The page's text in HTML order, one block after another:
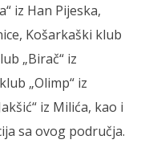
iz Han Pijeska,
Košarkaški klub
„Birač“ iz
„Olimp“ iz
iz Milića, kao i
sa ovog područja.